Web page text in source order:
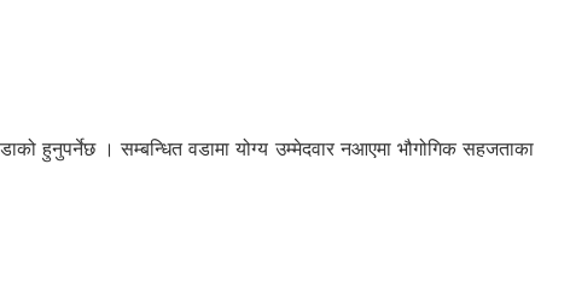
हुनुपर्नेछ । सम्बन्धित वडामा योग्य उम्मेदवार नआएमा भौगोगिक सहजताका